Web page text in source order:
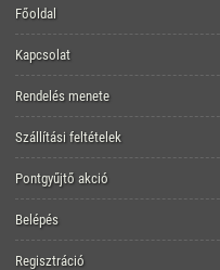
Főoldal
Kapcsolat
Rendelés menete
Szállítási feltételek
Pontgyűjtő akció
Belépés
Regisztráció